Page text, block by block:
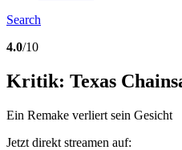
Search
4.0/10
Kritik: Texas
Ein Remake verliert sein Gesicht
Jetzt direkt streamen auf: